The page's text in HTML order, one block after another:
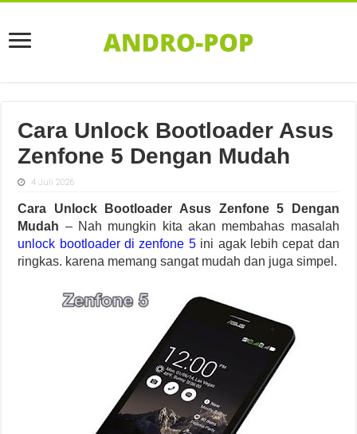
Cara Unlock Bootloader Asus
Zenfone 5 Dengan Mudah
4 Juli 2026
Cara Unlock Bootloader Asus Zenfone 5 Dengan
Mudah – Nah mungkin kita akan membahas masalah
unlock bootloader di zenfone 5ini agak lebih cepat dan
ringkas. karena memang sangat mudah dan juga simpel.